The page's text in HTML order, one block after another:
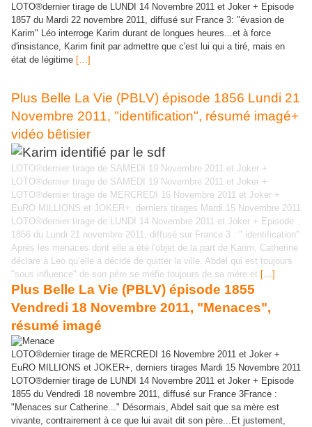
LOTO®dernier tirage de LUNDI 14 Novembre 2011 et Joker + Episode
1857 du Mardi 22 novembre 2011, diffusé sur France 3: "évasion de
Karim" Léo interroge Karim durant de longues heures...et à force
d'insistance, Karim finit par admettre que c'est lui qui a tiré, mais en
état de légitime […]
Plus Belle La Vie (PBLV) épisode 1856 Lundi 21
Novembre 2011, "identification", résumé imagé+
vidéo bêtisier
LOTO®dernier tirage de SAMEDI 19 Novembre 2011 et Joker +
LOTO®dernier tirage de SAMEDI 19 Novembre 2011 et Joker +
LOTO®dernier tirage de MERCREDI 16 Novembre 2011 et Joker +
EuRO MILLIONS et JOKER+, derniers tirages Mardi 15 Novembre 2011
LOTO®dernier tirage de LUNDI 14 Novembre 2011 et Joker + Episode
1856 du Lundi 21 novembre 2011, diffusé sur France 3 : " identification"
Après les menaces dont elle a été l'objet de la part de Karim, Catherine
déclare à Leo qu’elle a décidé de quitter la ville. Abdel qui est toujours
"sous influence" de son père se méfie toujours de sa mère et […]
Plus Belle La Vie (PBLV) épisode 1855
Vendredi 18 Novembre 2011, "Menaces",
résumé imagé
LOTO®dernier tirage de MERCREDI 16 Novembre 2011 et Joker +
EuRO MILLIONS et JOKER+, derniers tirages Mardi 15 Novembre 2011
LOTO®dernier tirage de LUNDI 14 Novembre 2011 et Joker + Episode
1855 du Vendredi 18 novembre 2011, diffusé sur France 3France :
"Menaces sur Catherine..." Désormais, Abdel sait que sa mère est
vivante, contrairement à ce que lui avait dit son père...Et justement,